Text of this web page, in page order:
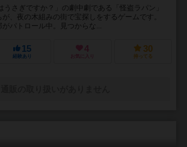
うさぎですか？」の劇中劇である「怪盗ラパン」
、夜の木組みの街で宝探しをするゲームです。
パトロール中。見つからな...
15
経験あり
4
お気に入り
30
持ってる